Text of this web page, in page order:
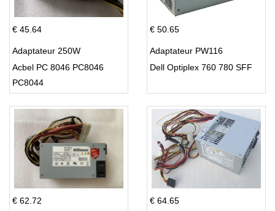
€ 45.64
Adaptateur 250W
Acbel PC 8046 PC8046
PC8044
€ 50.65
Adaptateur PW116
Dell Optiplex 760 780 SFF
€ 62.72 € 64.65